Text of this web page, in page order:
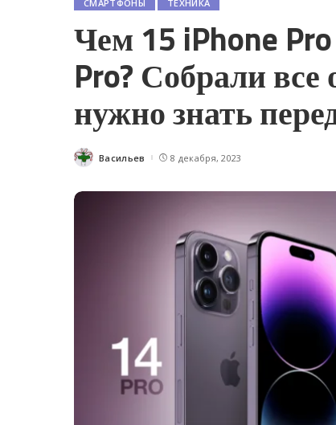
СМАРТФОНЫ ТЕХНИКА
Чем 15 iPhone
Pro? Собрали
нужно знать
Posted
Васильев 8 декабря, 2023